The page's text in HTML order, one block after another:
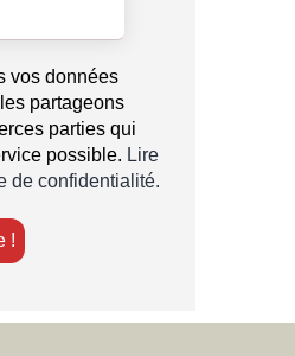
vos données
partageons
parties qui
possible. Lire
de confidentialité.